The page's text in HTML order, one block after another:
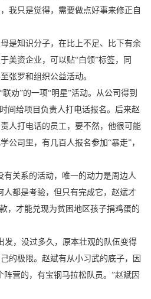
我只是觉得，需要做点好事来修正自
是知识分子，在比上不足、比下有余
美资企业，可以贴“白领”标签，同
张罗和组织公益活动。
劝”的一项“明星”活动。从公司得到
间给项目负责人打电话报名。后来赵
人打电话的员工，要不然，他很可能
公司里，有几百人报名参加“暴走”，
有关系的活动，唯一的动力是周边人
人都是考验，但只有完成它，赵斌才
，才能兑现为贫困地区孩子捐鸡蛋的
发，没过多久，原本壮观的队伍变得
的极限。赵斌有从小习武的底子，因
营的，有宝钢马拉松队员。”赵斌因